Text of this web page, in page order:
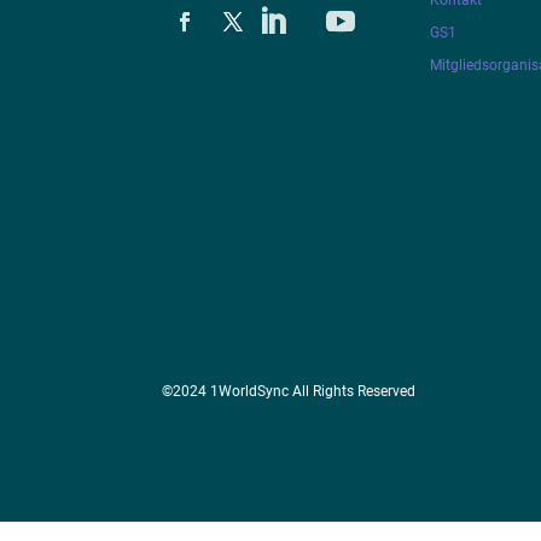
GS1
©2024 1WorldSync All Rights Reserved